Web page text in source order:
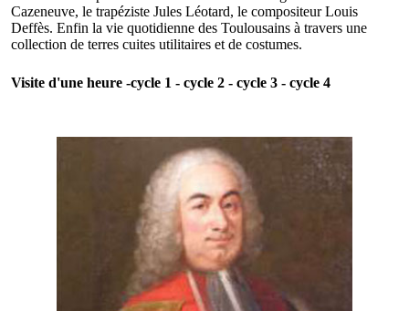
Cazeneuve, le trapéziste Jules Léotard, le compositeur Louis
Deffès. Enfin la vie quotidienne des Toulousains à travers une
collection de terres cuites utilitaires et de costumes.
Visite d'une heure -cycle 1 - cycle 2 - cycle 3 - cycle 4